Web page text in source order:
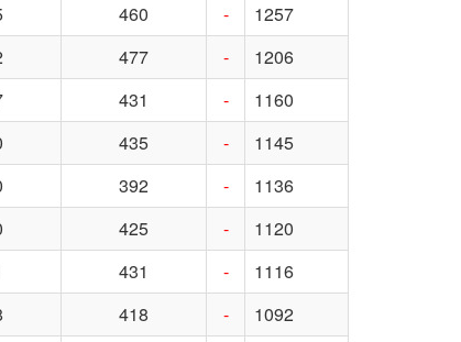
460 -
1257
477 -
1206
431 -
1160
435 -
1145
392 -
1136
425 -
1120
431 -
1116
418 -
1092